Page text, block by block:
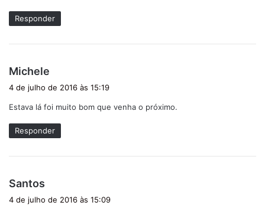
Responder
Michele
s
e
:
4 de julho de 2016 às 15:19
Estava lá foi muito bom que venha o próximo.
Responder
Santos
4 de julho de 2016 às 15:09